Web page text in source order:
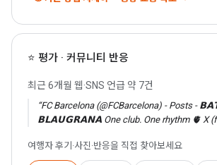
⭐ 평가 · 커뮤니티 반응
최근 6개월 웹·SNS 언급 약 7건
“FC Barcelona (@FCBarcelona) - Posts -
𝗕𝗟𝗔𝗨𝗚𝗥𝗔𝗡𝗔 One club. One rhythm 🫀 X
여행자 후기·사진·반응을 직접 찾아보세요